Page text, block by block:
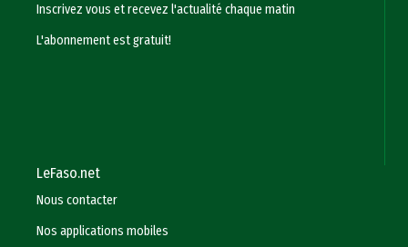
Inscrivez vous et recevez l'actualité chaque matin
L'abonnement est gratuit!
LeFaso.net
Nous contacter
Nos applications mobiles